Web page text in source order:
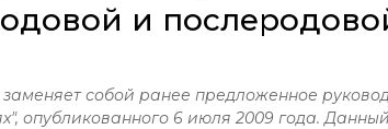
и
собой ранее предложенное
опубликованного 6 июля 2009 года.